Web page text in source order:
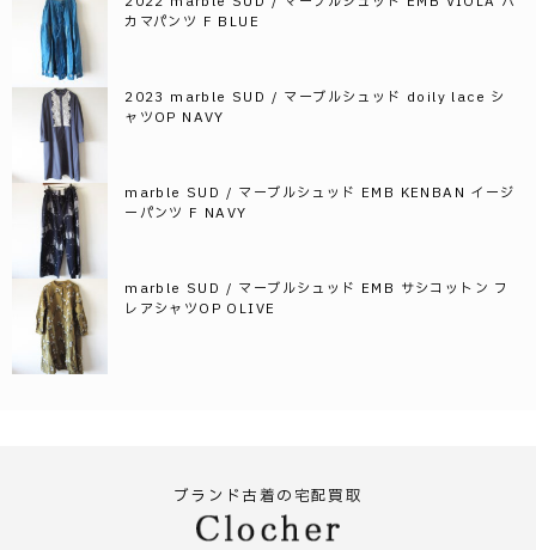
カマパンツ F BLUE
2023 marble SUD / マーブルシュッド doily lace シ
ャツOP NAVY
marble SUD / マーブルシュッド EMB KENBAN イージ
ーパンツ F NAVY
marble SUD / マーブルシュッド EMB サシコットン フ
レアシャツOP OLIVE
ブランド古着の宅配買取